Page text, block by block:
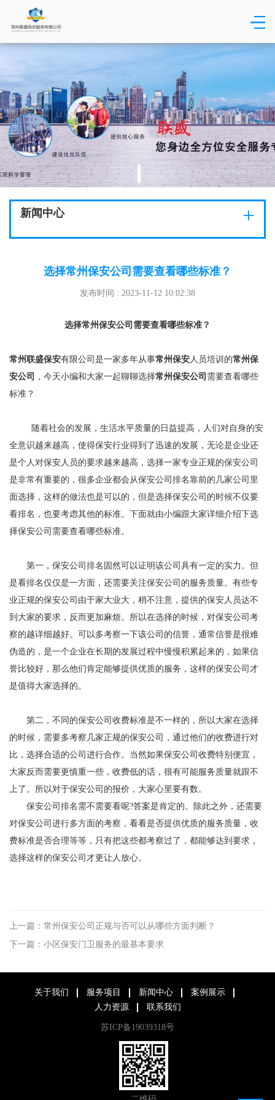
新闻中心 +
选择常州保安公司需要查看哪些标准？
发布时间 : 2023-11-12 10:02:38
选择常州保安公司需要查看哪些标准？
常州联盛保安有限公司是一家多年从事常州保安人员培训的常州保
安公司
，今天小编和大家一起聊聊选择常州保安公司 需要查看哪些
标准？
随着社会的发展，生活水平质量的日益提高，人们对自身的安
全意识越来越高，使得保安行业得到了迅速的发展，无论是企业还
是个人对保安人员的要求越来越高，选择一家专业正规的保安公司
是非常有重要的，很多企业都会从保安公司排名靠前的几家公司里
面选择，这样的做法也是可以的，但是选择保安公司的时候不仅要
看排名，也要考虑其他的标准。下面就由小编跟大家详细介绍下选
择保安公司需要查看哪些标准。
第一，保安公司排名固然可以证明该公司具有一定的实力。但
是看排名仅仅是一方面，还需要关注保安公司的服务质量。有些专
业正规的保安公司由于家大业大，稍不注意，提供的保安人员达不
到大家的要求，反而更加麻烦。所以在选择的时候，对保安公司考
察的越详细越好。可以多考察一下该公司的信誉，通常信誉是很难
伪造的，是一个企业在长期的发展过程中慢慢积累起来的，如果信
誉比较好，那么他们肯定能够提供优质的服务，这样的保安公司才
是值得大家选择的。
第二，不同的保安公司收费标准是不一样的，所以大家在选择
的时候，需要多考察几家正规的保安公司，通过他们的收费进行对
比，选择合适的公司进行合作。当然如果保安公司收费特别便宜，
大家反而需要更慎重一些，收费低的话，很有可能服务质量就跟不
上了。所以对于保安公司的报价，大家心里要有数。
保安公司排名需不需要看呢?答案是肯定的。除此之外，还需要
对保安公司进行多方面的考察，看看是否提供优质的服务质量，收
费标准是否合理等等，只有把这些都考察过了，都能够达到要求，
选择这样的保安公司才更让人放心。
上一篇：常州保安公司正规与否可以从哪些方面判断？
下一篇：小区保安门卫服务的最基本要求
关于我们 服务项目 新闻中心
案例展示
人力资源
联系我们
苏ICP备19039318号